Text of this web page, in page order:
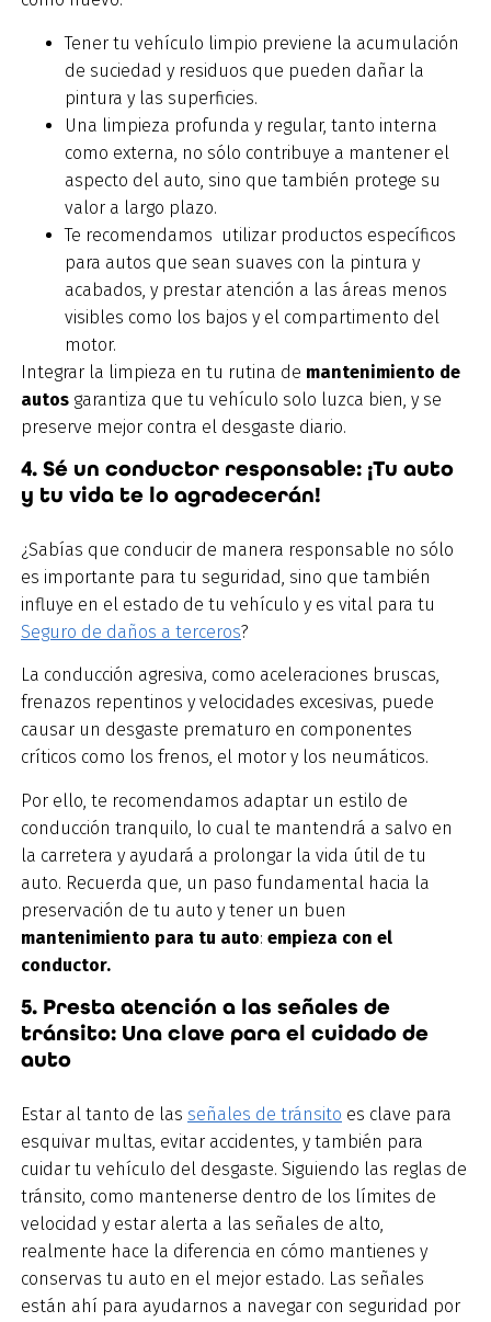
Tener tu vehículo limpio previene la acumulación
de suciedad y residuos que pueden dañar la
pintura y las superficies.
Una limpieza profunda y regular, tanto interna
como externa, no sólo contribuye a mantener el
aspecto del auto, sino que también protege su
valor a largo plazo.
Te recomendamos utilizar productos específicos
para autos que sean suaves con la pintura y
acabados, y prestar atención a las áreas menos
visibles como los bajos y el compartimento del
motor.
Integrar la limpieza en tu rutina de mantenimiento de
autos garantiza que tu vehículo solo luzca bien, y se
preserve mejor contra el desgaste diario.
4. Sé un conductor responsable: ¡Tu auto
y tu vida te lo agradecerán!
¿Sabías que conducir de manera responsable no sólo
es importante para tu seguridad, sino que también
influye en el estado de tu vehículo y es vital para tu
Seguro de daños a terceros?
La conducción agresiva, como aceleraciones bruscas,
frenazos repentinos y velocidades excesivas, puede
causar un desgaste prematuro en componentes
críticos como los frenos, el motor y los neumáticos.
Por ello, te recomendamos adaptar un estilo de
conducción tranquilo, lo cual te mantendrá a salvo en
la carretera y ayudará a prolongar la vida útil de tu
auto. Recuerda que, un paso fundamental hacia la
preservación de tu auto y tener un buen
mantenimiento para tu auto: empieza con el
conductor.
5. Presta atención a las señales de
tránsito: Una clave para el cuidado de
auto
Estar al tanto de las señales de tránsito es clave para
esquivar multas, evitar accidentes, y también para
cuidar tu vehículo del desgaste. Siguiendo las reglas de
tránsito, como mantenerse dentro de los límites de
velocidad y estar alerta a las señales de alto,
realmente hace la diferencia en cómo mantienes y
conservas tu auto en el mejor estado. Las señales
están ahí para ayudarnos a navegar con seguridad por